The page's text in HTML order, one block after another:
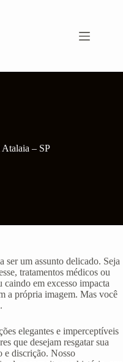
Atalaia – SP
ser um assunto delicado. Seja
tratamentos médicos ou
em excesso impacta
a própria imagem. Mas você
elegantes e imperceptíveis
que desejam resgatar sua
e discrição. Nosso